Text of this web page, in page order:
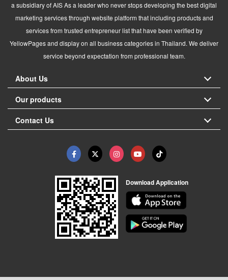
a subsidiary of AIS As a leader who never stops developing the best digital
marketing services through website platform that including products and
services from trusted entrepreneur list that have been verified by
YellowPages and display on all business categories in Thailand. We deliver
service beyond expectation from professional team.
About Us
Our products
Contact Us
Download Application